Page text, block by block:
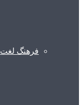
فرهنگ لغت